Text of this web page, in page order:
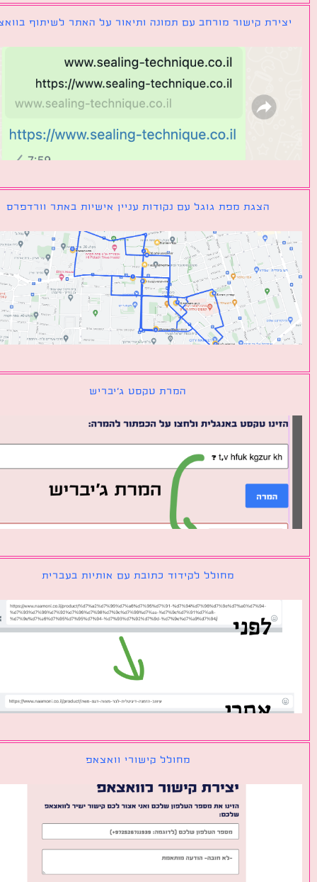
קישור מורחב עם תמונה ותיאור על האתר לשיתוף בוואצאפ
הצגת מפת גוגל עם נקודות עניין אישיות באתר וורדפרס
המרת טקסט ג׳יבריש
מחולל לקידוד כתובת עם אותיות בעברית
מחולל קישורי וואצאפ